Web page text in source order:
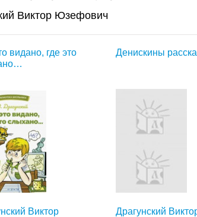
Виктор Юзефович
видано, где это
Виктор
Денискины
Драгунский